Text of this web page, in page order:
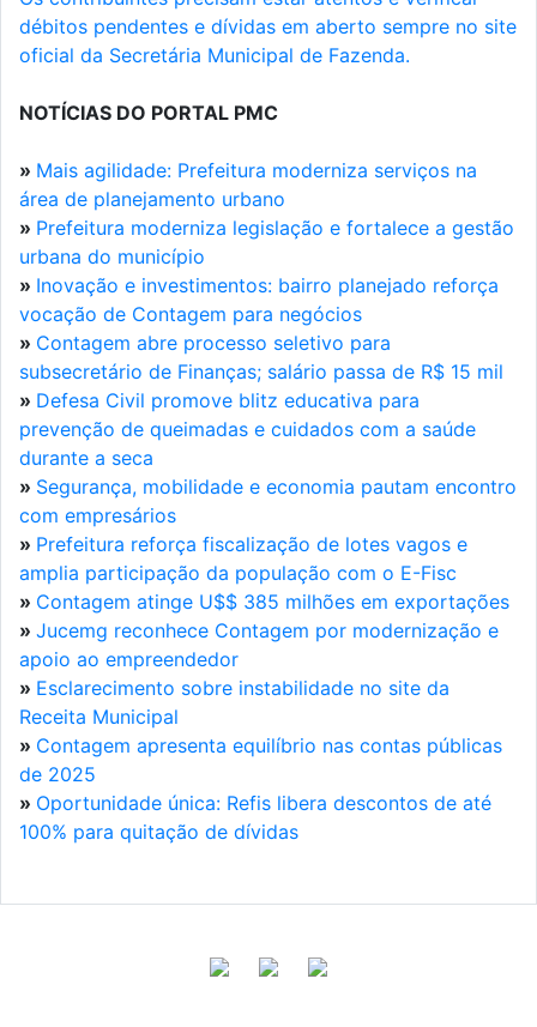
débitos pendentes e dívidas em aberto sempre no site
oficial da Secretária Municipal de Fazenda.
NOTÍCIAS DO PORTAL PMC
» Mais agilidade: Prefeitura moderniza serviços na
área de planejamento urbano
» Prefeitura moderniza legislação e fortalece a gestão
urbana do município
» Inovação e investimentos: bairro planejado reforça
vocação de Contagem para negócios
» Contagem abre processo seletivo para
subsecretário de Finanças; salário passa de R$ 15 mil
» Defesa Civil promove blitz educativa para
prevenção de queimadas e cuidados com a saúde
durante a seca
» Segurança, mobilidade e economia pautam encontro
com empresários
» Prefeitura reforça fiscalização de lotes vagos e
amplia participação da população com o E-Fisc
» Contagem atinge U$$ 385 milhões em exportações
» Jucemg reconhece Contagem por modernização e
apoio ao empreendedor
» Esclarecimento sobre instabilidade no site da
Receita Municipal
» Contagem apresenta equilíbrio nas contas públicas
de 2025
» Oportunidade única: Refis libera descontos de até
100% para quitação de dívidas